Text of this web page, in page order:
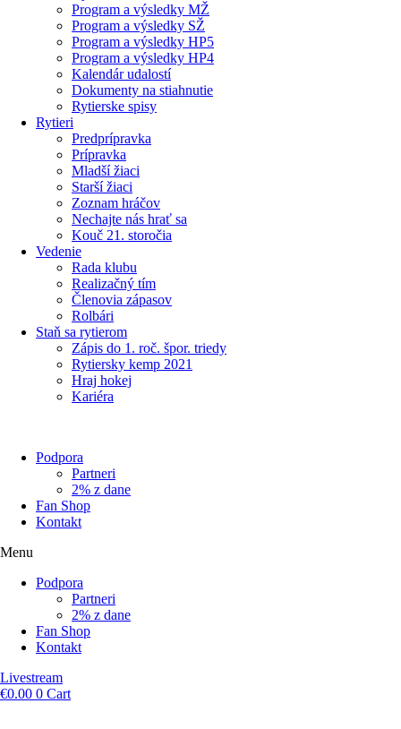
Program a výsledky MŽ
Program a výsledky SŽ
Program a výsledky HP5
Program a výsledky HP4
Kalendár udalostí
Dokumenty na stiahnutie
Rytierske spisy
Rytieri
Predprípravka
Prípravka
Mladší žiaci
Starší žiaci
Zoznam hráčov
Nechajte nás hrať sa
Kouč 21. storočia
Vedenie
Rada klubu
Realizačný tím
Členovia zápasov
Rolbári
Staň sa rytierom
Zápis do 1. roč. špor. triedy
Rytiersky kemp 2021
Hraj hokej
Kariéra
Podpora
Partneri
2% z dane
Fan Shop
Kontakt
Menu
Podpora
Partneri
2% z dane
Fan Shop
Kontakt
Livestream
€0.00 0 Cart